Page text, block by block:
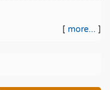
[ more... ]